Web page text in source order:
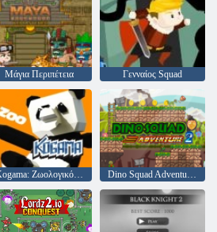
Μάγια Περιπέτεια Γενναίος Squad
Kogama: Ζωολογικός κήπος Dino Squad Adventure 2